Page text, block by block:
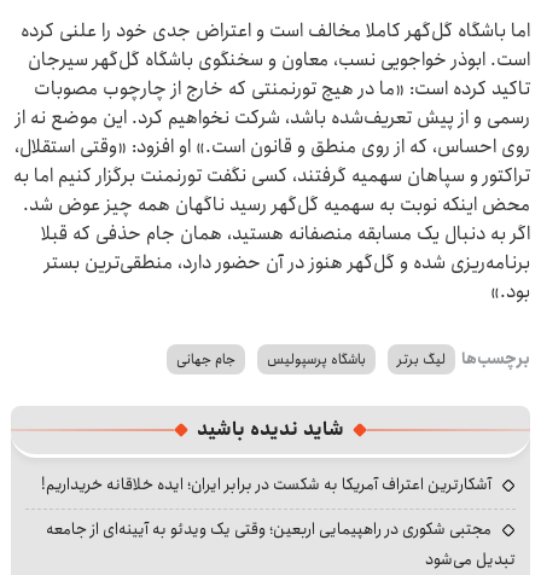
اما باشگاه گل‌گهر کاملا مخالف است و اعتراض جدی خود را علنی کرده
است. ابوذر خواجویی نسب، معاون و سخنگوی باشگاه گل‌گهر سیرجان
تاکید کرده است: «ما در هیچ تورنمنتی که خارج از چارچوب مصوبات
رسمی و از پیش تعریف‌شده باشد، شرکت نخواهیم کرد. این موضع نه از
روی احساس، که از روی منطق و قانون است.» او افزود:‌ «وقتی استقلال،
تراکتور و سپاهان سهمیه گرفتند، کسی نگفت تورنمنت برگزار کنیم اما به
محض اینکه نوبت به سهمیه گل‌گهر رسید ناگهان همه چیز عوض شد.
اگر به دنبال یک مسابقه منصفانه هستید، همان جام حذفی که قبلا
برنامه‌ریزی شده و گل‌گهر هنوز در آن حضور دارد، منطقی‌ترین بستر
بود.»
برچسب‌ها لیگ برتر باشگاه پرسپولیس جام جهانی
شاید ندیده باشید
آشکارترین اعتراف آمریکا به شکست در برابر ایران؛ ایده خلاقانه خریداریم!
مجتبی شکوری در راهپیمایی اربعین؛ وقتی یک ویدئو به آیینه‌ای از جامعه
تبدیل می‌شود